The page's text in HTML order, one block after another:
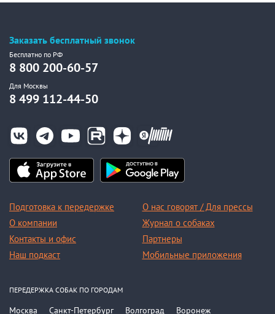
Заказать бесплатный звонок
Бесплатно по РФ
8 800 200-60-57
Для Москвы
8 499 112-44-50
Подготовка к передержке
О компании
Контакты и офис
Наш подкаст
О нас говорят / Для прессы
Журнал о собаках
Партнеры
Мобильные приложения
ПЕРЕДЕРЖКА СОБАК ПО ГОРОДАМ
Москва Санкт-Петербург Волгоград Воронеж